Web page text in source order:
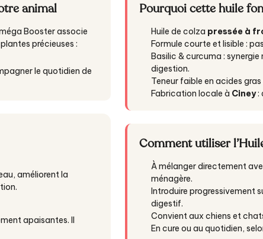
animal
Booster associe
précieuses :
le quotidien de
améliorent la
apaisantes. Il
Pourquoi cette huile
Huile de colza pressée à
Formule courte et lisible :
Basilic & curcuma :
digestion.
Teneur faible en acides
Fabrication locale à Ciney:
Comment utiliser
À mélanger directement
ménagère.
Introduire progressivement
digestif.
Convient aux chiens et
En cure ou au quotidien,